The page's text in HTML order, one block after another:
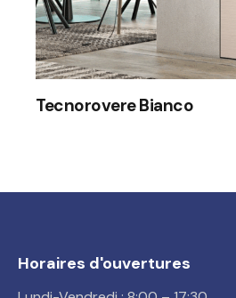
Tecnorovere Bianco
Horaires d'ouvertures